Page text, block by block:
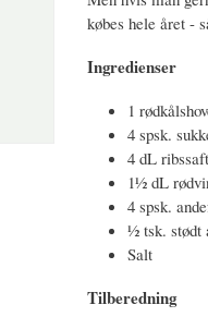
købes hele året -
Ingredienser
1
4 spsk.
4 dL
1½ dL
4 spsk.
½ tsk. stødt
Salt
Tilberedning